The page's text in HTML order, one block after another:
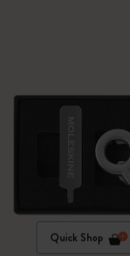
Quick Shop